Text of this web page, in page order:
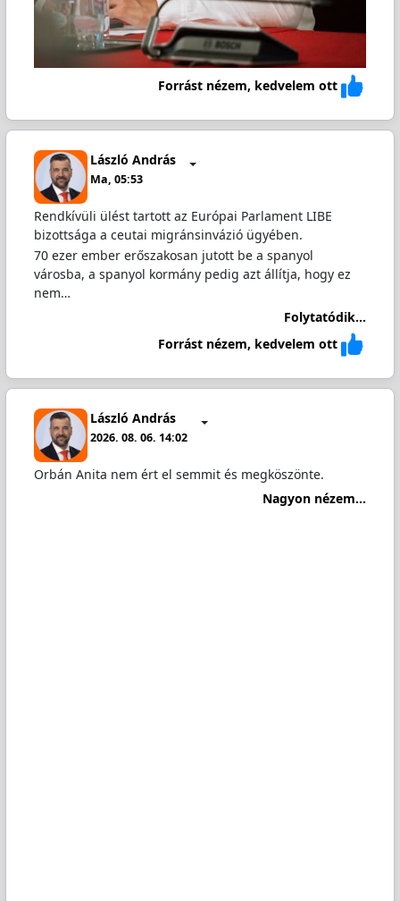
Forrást nézem, kedvelem ott
László András
Ma, 05:53
Rendkívüli ülést tartott az Európai Parlament LIBE
bizottsága a ceutai migránsinvázió ügyében.
70 ezer ember erőszakosan jutott be a spanyol
városba, a spanyol kormány pedig azt állítja, hogy ez
nem…
Folytatódik...
Forrást nézem, kedvelem ott
László András
2026. 08. 06. 14:02
Orbán Anita nem ért el semmit és megköszönte.
Nagyon nézem...